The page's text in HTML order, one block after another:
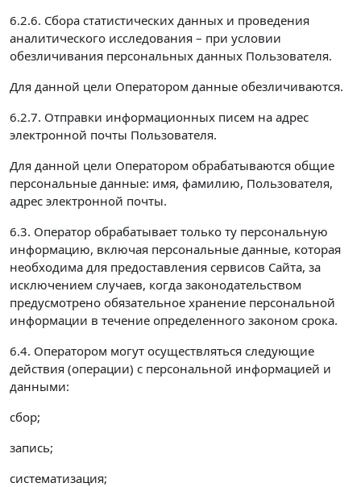
6.2.6. Сбора статистических данных и проведения
аналитического исследования – при условии
обезличивания персональных данных Пользователя.
Для данной цели Оператором данные обезличиваются.
6.2.7. Отправки информационных писем на адрес
электронной почты Пользователя.
Для данной цели Оператором обрабатываются общие
персональные данные: имя, фамилию, Пользователя,
адрес электронной почты.
6.3. Оператор обрабатывает только ту персональную
информацию, включая персональные данные, которая
необходима для предоставления сервисов Сайта, за
исключением случаев, когда законодательством
предусмотрено обязательное хранение персональной
информации в течение определенного законом срока.
6.4. Оператором могут осуществляться следующие
действия (операции) с персональной информацией и
данными:
сбор;
запись;
систематизация;